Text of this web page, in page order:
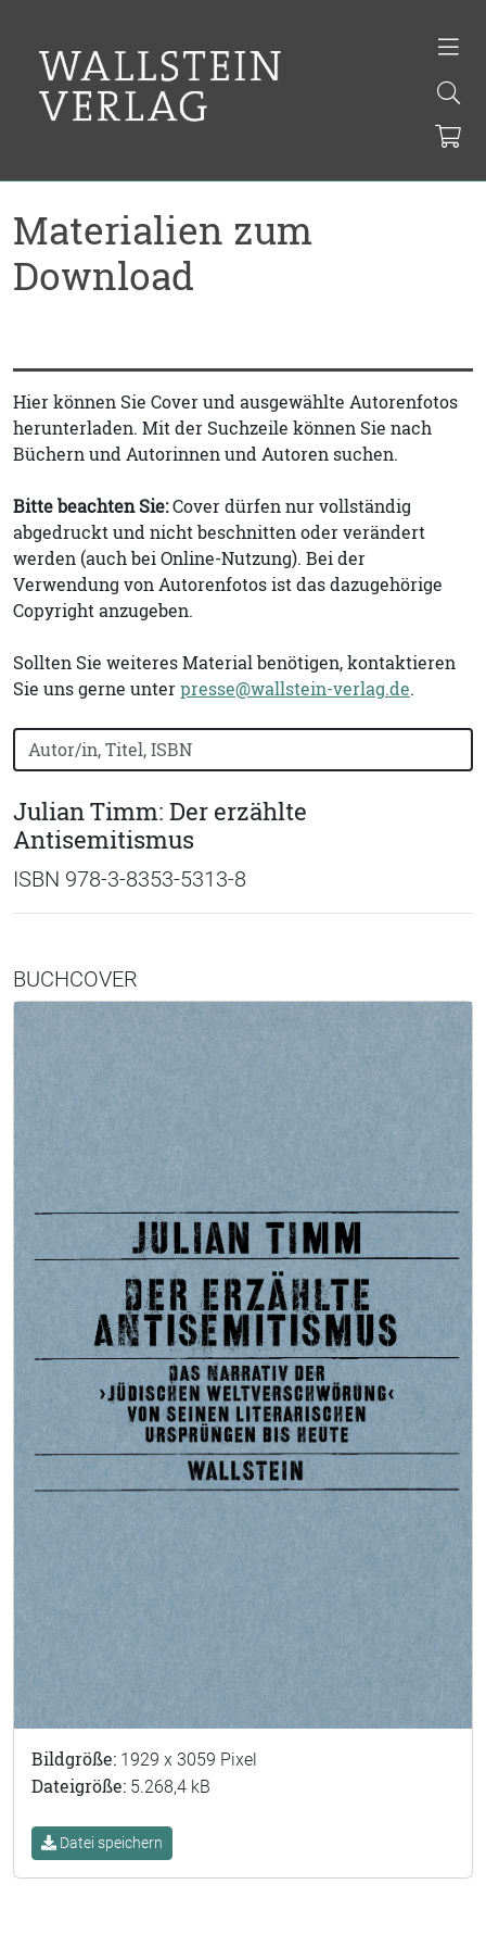
Materialien zum
Download
Hier können Sie Cover und ausgewählte Autorenfotos
herunterladen. Mit der Suchzeile können Sie nach
Büchern und Autorinnen und Autoren suchen.
Bitte beachten Sie:Cover dürfen nur vollständig
abgedruckt und nicht beschnitten oder verändert
werden (auch bei Online-Nutzung). Bei der
Verwendung von Autorenfotos ist das dazugehörige
Copyright anzugeben.
Sollten Sie weiteres Material benötigen, kontaktieren
Sie uns gerne unterpresse@wallstein-verlag.de.
Bücher nach Buchtitel, Autorennamen oder ISBN
Julian Timm: Der erzählte
Antisemitismus
ISBN 978-3-8353-5313-8
BUCHCOVER
Bildgröße: 1929 x 3059 Pixel
Dateigröße: 5.268,4 kB
Datei speichern